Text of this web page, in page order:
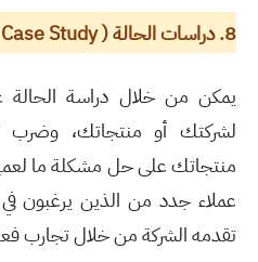
8. دراسات الحالة ( Case Study
يمكن من خلال دراسة
لشركتك أو منتجاتك،
منتجاتك على حل مشكلة ما
عملاء جدد من الذين يرغبون
تقدمه الشركة من خلال تجارب